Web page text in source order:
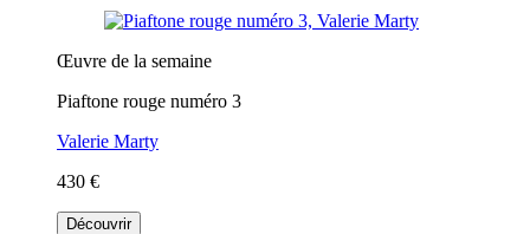
Œuvre de la semaine
Piaftone rouge numéro 3
Valerie Marty
430 €
Découvrir